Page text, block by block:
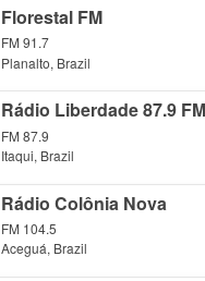
Florestal FM
FM 91.7
Planalto, Brazil
Rádio Liberdade 87.9 FM
FM 87.9
Itaqui, Brazil
Rádio Colônia Nova
FM 104.5
Aceguá, Brazil